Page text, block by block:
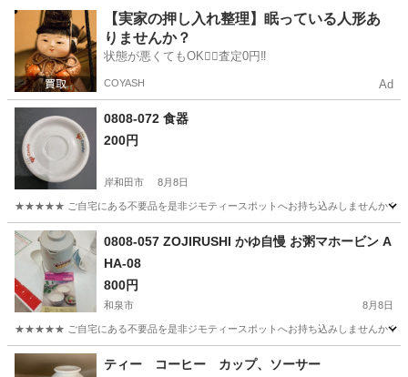
大阪 岸和田市 食器 現地
【実家の押し入れ整理】眠っている人形あ
りませんか？
状態が悪くてもOK🙆‍♀️査定0円‼️
COYASH Ad
0808-072 食器
200円
岸和田市 8月8日
★★★★★ ご自宅にある不要品を是非ジモティースポットへお持ち込みしませんか？
大阪 岸和田市 0808-057 ZOJIRUSHI かゆ自慢 お粥マホービン A
HA-08
800円
和泉市 8月8日
★★★★★ ご自宅にある不要品を是非ジモティースポットへお持ち込みしませんか？
大阪 和泉市 お粥
ティー コーヒー カップ、ソーサー